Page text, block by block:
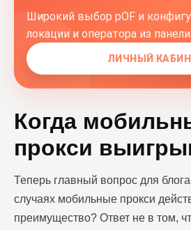
Широкий выбор pOF и
локации и оператора из панели.
ЛИЧНЫЙ
Когда
прокси
Теперь главный вопрос для
случаях мобильные прокси
преимущество? Ответ не в том,